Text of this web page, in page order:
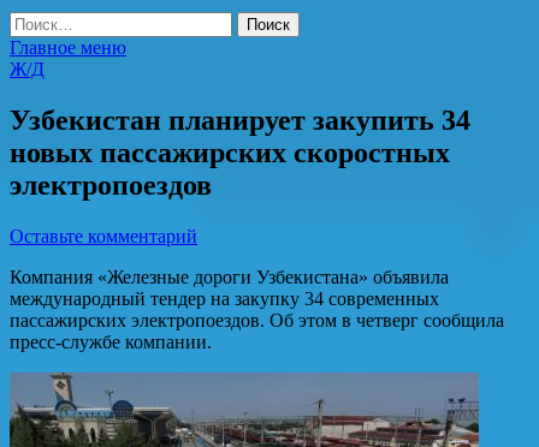
Найти:
Главное меню
Ж/Д
Узбекистан планирует закупить 34
новых пассажирских скоростных
электропоездов
Оставьте комментарий
Компания «Железные дороги Узбекистана» объявила
международный тендер на закупку 34 современных
пассажирских электропоездов. Об этом в четверг сообщила
пресс-службе компании.